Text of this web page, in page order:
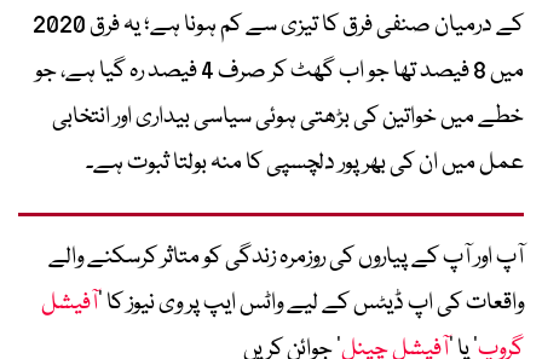
کے درمیان صنفی فرق کا تیزی سے کم ہونا ہے؛ یہ فرق 2020
میں 8 فیصد تھا جو اب گھٹ کر صرف 4 فیصد رہ گیا ہے، جو
خطے میں خواتین کی بڑھتی ہوئی سیاسی بیداری اور انتخابی
عمل میں ان کی بھرپور دلچسپی کا منہ بولتا ثبوت ہے۔
آپ اور آپ کے پیاروں کی روزمرہ زندگی کو متاثر کرسکنے والے
واقعات کی اپ ڈیٹس کے لیے واٹس ایپ پر وی نیوز کا ’آفیشل
گروپ‘ یا ’آفیشل چینل‘ جوائن کریں